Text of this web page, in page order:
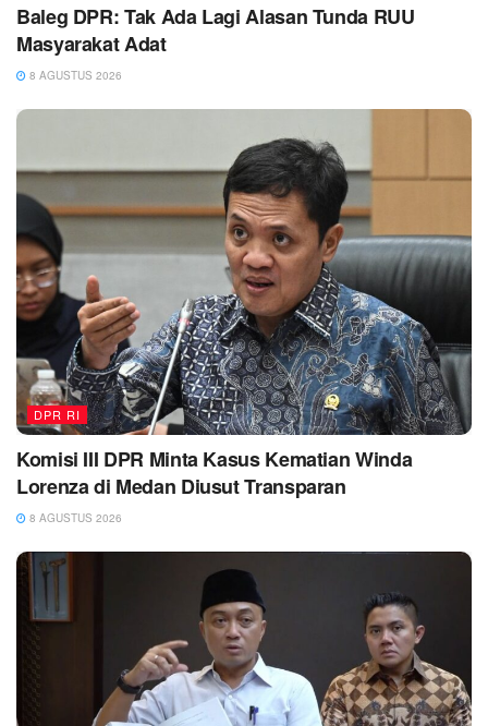
Baleg DPR: Tak Ada Lagi Alasan Tunda RUU
Masyarakat Adat
8 AGUSTUS 2026
DPR RI
Komisi III DPR Minta Kasus Kematian Winda
Lorenza di Medan Diusut Transparan
8 AGUSTUS 2026